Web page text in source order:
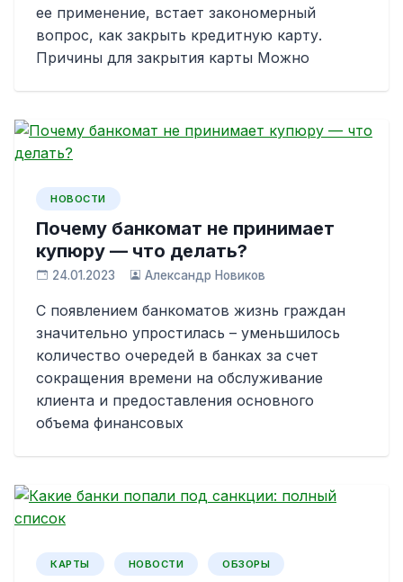
ее применение, встает закономерный
вопрос, как закрыть кредитную карту.
Причины для закрытия карты Можно
НОВОСТИ
Почему банкомат не принимает
купюру — что делать?
24.01.2023 Александр Новиков
С появлением банкоматов жизнь граждан
значительно упростилась – уменьшилось
количество очередей в банках за счет
сокращения времени на обслуживание
клиента и предоставления основного
объема финансовых
КАРТЫ НОВОСТИ ОБЗОРЫ